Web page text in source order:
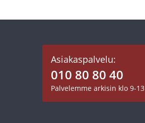
Asiakaspalvelu:
010 80 80 40
Palvelemme arkisin klo 9-13